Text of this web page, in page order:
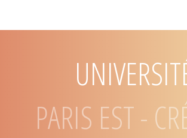
PARIS 8 - SAINT